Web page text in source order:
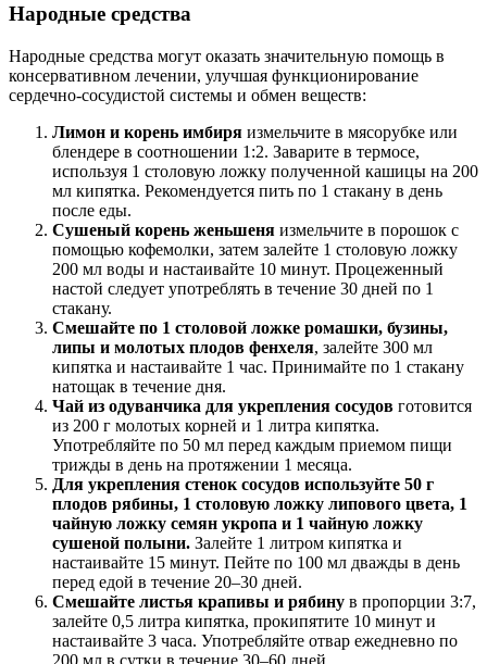
Народные средства
Народные средства могут оказать значительную помощь в
консервативном лечении, улучшая функционирование
сердечно-сосудистой системы и обмен веществ:
Лимон и корень имбиря измельчите в мясорубке или
блендере в соотношении 1:2. Заварите в термосе,
используя 1 столовую ложку полученной кашицы на 200
мл кипятка. Рекомендуется пить по 1 стакану в день
после еды.
Сушеный корень женьшеня измельчите в порошок с
помощью кофемолки, затем залейте 1 столовую ложку
200 мл воды и настаивайте 10 минут. Процеженный
настой следует употреблять в течение 30 дней по 1
стакану.
Смешайте по 1 столовой ложке ромашки, бузины,
липы и молотых плодов фенхеля, залейте 300 мл
кипятка и настаивайте 1 час. Принимайте по 1 стакану
натощак в течение дня.
Чай из одуванчика для укрепления сосудов готовится
из 200 г молотых корней и 1 литра кипятка.
Употребляйте по 50 мл перед каждым приемом пищи
трижды в день на протяжении 1 месяца.
Для укрепления стенок сосудов используйте 50 г
плодов рябины, 1 столовую ложку липового цвета, 1
чайную ложку семян укропа и 1 чайную ложку
сушеной полыни. Залейте 1 литром кипятка и
настаивайте 15 минут. Пейте по 100 мл дважды в день
перед едой в течение 20–30 дней.
Смешайте листья крапивы и рябину в пропорции 3:7,
залейте 0,5 литра кипятка, прокипятите 10 минут и
настаивайте 3 часа. Употребляйте отвар ежедневно по
200 мл в сутки в течение 30–60 дней.